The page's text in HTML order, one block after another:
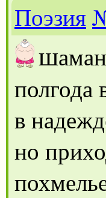
Поэзия
ш
полгода
в
но